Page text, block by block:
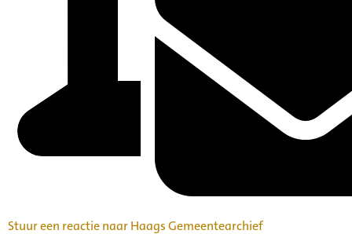
Stuur een reactie naar Haags Gemeentearchief